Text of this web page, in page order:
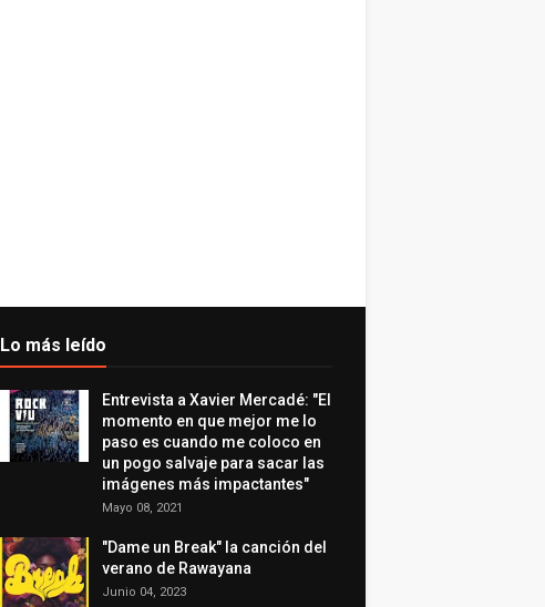
Lo más leído
Entrevista a Xavier Mercadé: "El
momento en que mejor me lo
paso es cuando me coloco en
un pogo salvaje para sacar las
imágenes más impactantes"
Mayo 08, 2021
"Dame un Break" la canción del
verano de Rawayana
Junio 04, 2023